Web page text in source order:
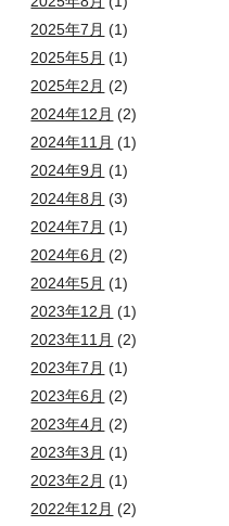
2025年7月 (1)
2025年5月 (1)
2025年2月 (2)
2024年12月 (2)
2024年11月 (1)
2024年9月 (1)
2024年8月 (3)
2024年7月 (1)
2024年6月 (2)
2024年5月 (1)
2023年12月 (1)
2023年11月 (2)
2023年7月 (1)
2023年6月 (2)
2023年4月 (2)
2023年3月 (1)
2023年2月 (1)
2022年12月 (2)